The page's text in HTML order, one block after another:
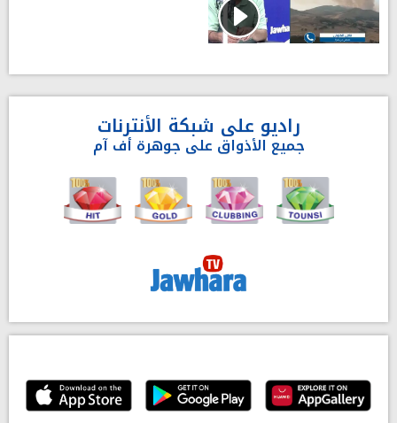
راديو على شبكة الأنترنات
جميع الأذواق على جوهرة أف آم